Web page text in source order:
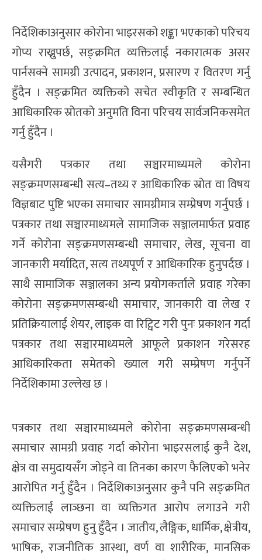
निर्देशिकाअनुसार कोरोना भाइरसको शङ्का भएकाको परिचय
गोप्य राख्नुपर्छ, सङ्क्रमित व्यक्तिलाई नकारात्मक असर
पार्नसक्ने सामग्री उत्पादन, प्रकाशन, प्रसारण र वितरण गर्नु
हुँदैन । सङ्क्रमित व्यक्तिको सचेत स्वीकृति र सम्बन्धित
आधिकारिक स्रोतको अनुमति विना परिचय सार्वजनिकसमेत
गर्नु हुँदैन ।
यसैगरी पत्रकार तथा सञ्चारमाध्यमले कोरोना
सङ्क्रमणसम्बन्धी सत्य–तथ्य र आधिकारिक स्रोत वा विषय
विज्ञबाट पुष्टि भएका समाचार सामग्रीमात्र सम्प्रेषण गर्नुपर्छ ।
पत्रकार तथा सञ्चारमाध्यमले सामाजिक सञ्जालमार्फत प्रवाह
गर्ने कोरोना सङ्क्रमणसम्बन्धी समाचार, लेख, सूचना वा
जानकारी मर्यादित, सत्य तथ्यपूर्ण र आधिकारिक हुनुपर्दछ ।
साथै सामाजिक सञ्जालका अन्य प्रयोगकर्ताले प्रवाह गरेका
कोरोना सङ्क्रमणसम्बन्धी समाचार, जानकारी वा लेख र
प्रतिक्रियालाई शेयर, लाइक वा रिट्विट गरी पुनः प्रकाशन गर्दा
पत्रकार तथा सञ्चारमाध्यमले आफूले प्रकाशन गरेसरह
आधिकारिकता समेतको ख्याल गरी सम्प्रेषण गर्नुपर्ने
निर्देशिकामा उल्लेख छ ।
पत्रकार तथा सञ्चारमाध्यमले कोरोना सङ्क्रमणसम्बन्धी
समाचार सामग्री प्रवाह गर्दा कोरोना भाइरसलाई कुनै देश,
क्षेत्र वा समुदायसँग जोड्ने वा तिनका कारण फैलिएको भनेर
आरोपित गर्नु हुँदैन । निर्देशिकाअनुसार कुनै पनि सङ्क्रमित
व्यक्तिलाई लाञ्छना वा व्यक्तिगत आरोप लगाउने गरी
समाचार सम्प्रेषण हुनु हुँदैन । जातीय, लैङ्गिक, धार्मिक, क्षेत्रीय,
भाषिक, राजनीतिक आस्था, वर्ण वा शारीरिक, मानसिक